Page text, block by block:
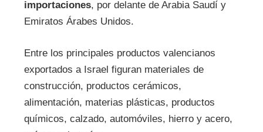
importaciones, por delante de Arabia Saudí y
Emiratos Árabes Unidos.
Entre los principales productos valencianos
exportados a Israel figuran materiales de
construcción, productos cerámicos,
alimentación, materias plásticas, productos
químicos, calzado, automóviles, hierro y acero,